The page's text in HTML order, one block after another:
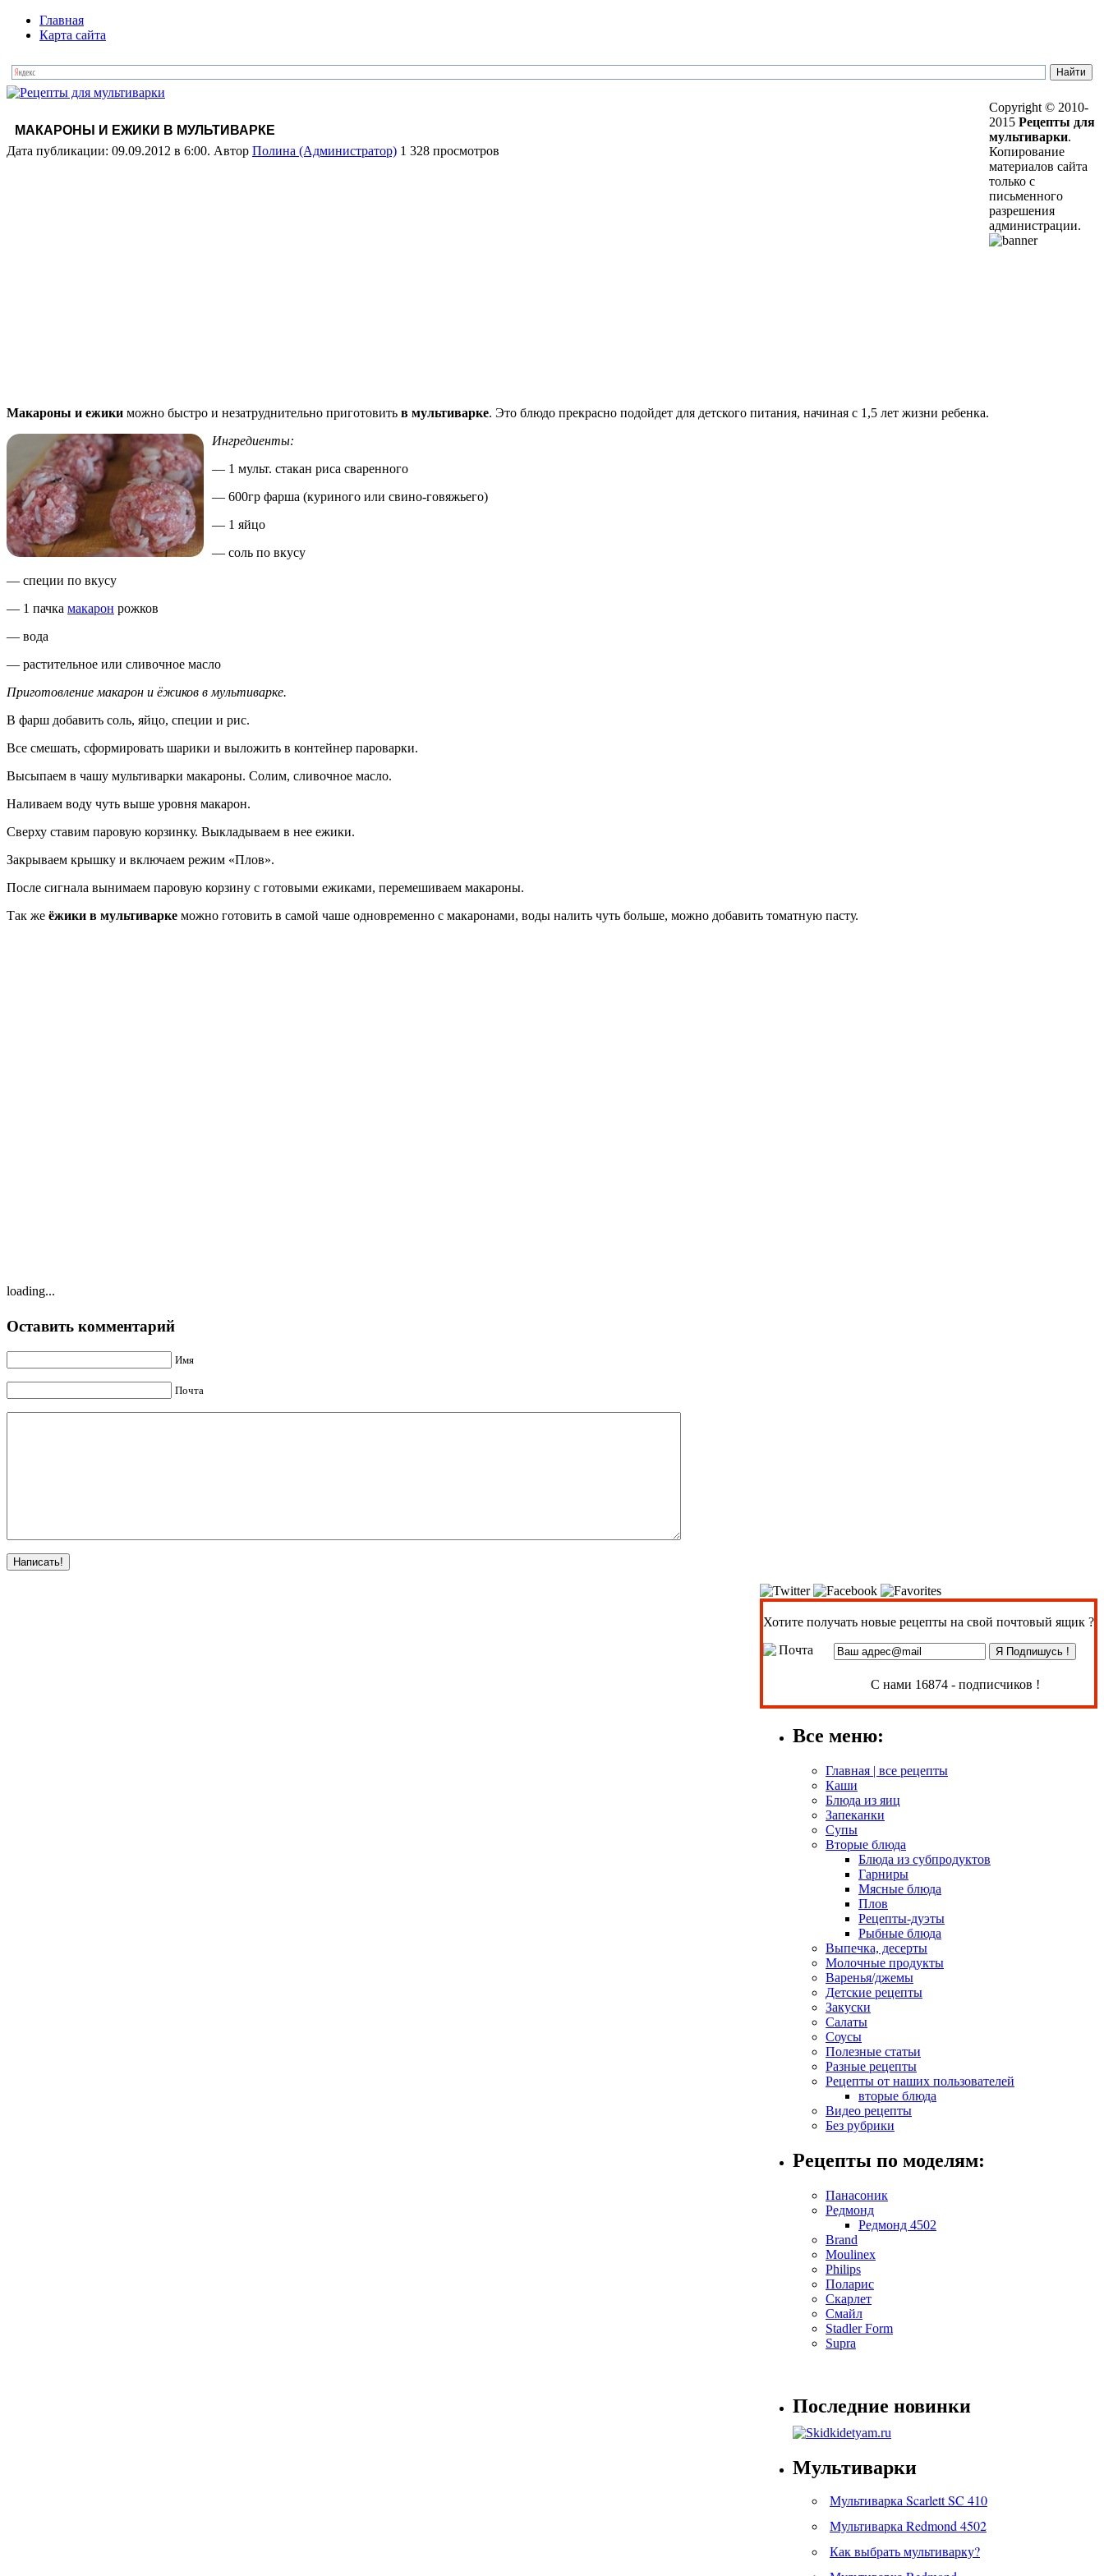
Главная
Карта сайта
МАКАРОНЫ И ЕЖИКИ В МУЛЬТИВАРКЕ
Дата публикации: 09.09.2012 в 6:00. Автор Полина (Администратор) 1 328 просмотров
Макароны и ежики можно быстро и незатруднительно приготовить в мультиварке. Это блюдо прекрасно подойдет для детского питания, начиная с 1,5 лет жизни ребенка.
Ингредиенты:
— 1 мульт. стакан риса сваренного
— 600гр фарша (куриного или свино-говяжьего)
— 1 яйцо
— соль по вкусу
— специи по вкусу
— 1 пачка макарон рожков
— вода
— растительное или сливочное масло
Приготовление макарон и ёжиков в мультиварке.
В фарш добавить соль, яйцо, специи и рис.
Все смешать, сформировать шарики и выложить в контейнер пароварки.
Высыпаем в чашу мультиварки макароны. Солим, сливочное масло.
Наливаем воду чуть выше уровня макарон.
Сверху ставим паровую корзинку. Выкладываем в нее ежики.
Закрываем крышку и включаем режим «Плов».
После сигнала вынимаем паровую корзину с готовыми ежиками, перемешиваем макароны.
Так же ёжики в мультиварке можно готовить в самой чаше одновременно с макаронами, воды налить чуть больше, можно добавить томатную пасту.
loading...
Оставить комментарий
Имя
Почта
Хотите получать новые рецепты на свой почтовый ящик ?
С нами 16874 - подписчиков !
Все меню:
Главная | все рецепты
Каши
Блюда из яиц
Запеканки
Супы
Вторые блюда
Блюда из субпродуктов
Гарниры
Мясные блюда
Плов
Рецепты-дуэты
Рыбные блюда
Выпечка, десерты
Молочные продукты
Варенья/джемы
Детские рецепты
Закуски
Салаты
Соусы
Полезные статьи
Разные рецепты
Рецепты от наших пользователей
вторые блюда
Видео рецепты
Без рубрики
Рецепты по моделям:
Панасоник
Редмонд
Редмонд 4502
Brand
Moulinex
Philips
Поларис
Скарлет
Смайл
Stadler Form
Supra
Последние новинки
Мультиварки
Мультиварка Scarlett SC 410
Мультиварка Redmond 4502
Как выбрать мультиварку?
Copyright © 2010-
2015 Рецепты для
мультиварки.
Копирование
материалов сайта
только с
письменного
разрешения
администрации.